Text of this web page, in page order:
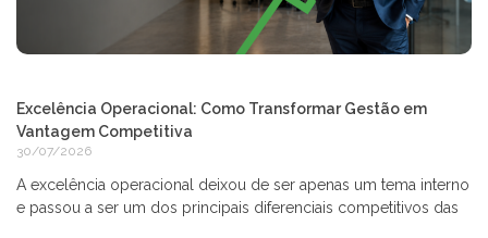
Excelência Operacional: Como Transformar Gestão em
Vantagem Competitiva
30/07/2026
A excelência operacional deixou de ser apenas um tema interno
e passou a ser um dos principais diferenciais competitivos das